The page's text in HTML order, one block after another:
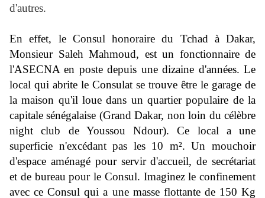
d'autres.
En effet, le Consul honoraire du Tchad à Dakar,
Monsieur Saleh Mahmoud, est un fonctionnaire de
l'ASECNA en poste depuis une dizaine d'années. Le
local qui abrite le Consulat se trouve être le garage de
la maison qu'il loue dans un quartier populaire de la
capitale sénégalaise (Grand Dakar, non loin du célèbre
night club de Youssou Ndour). Ce local a une
superficie n'excédant pas les 10 m². Un mouchoir
d'espace aménagé pour servir d'accueil, de secrétariat
et de bureau pour le Consul. Imaginez le confinement
avec ce Consul qui a une masse flottante de 150 Kg